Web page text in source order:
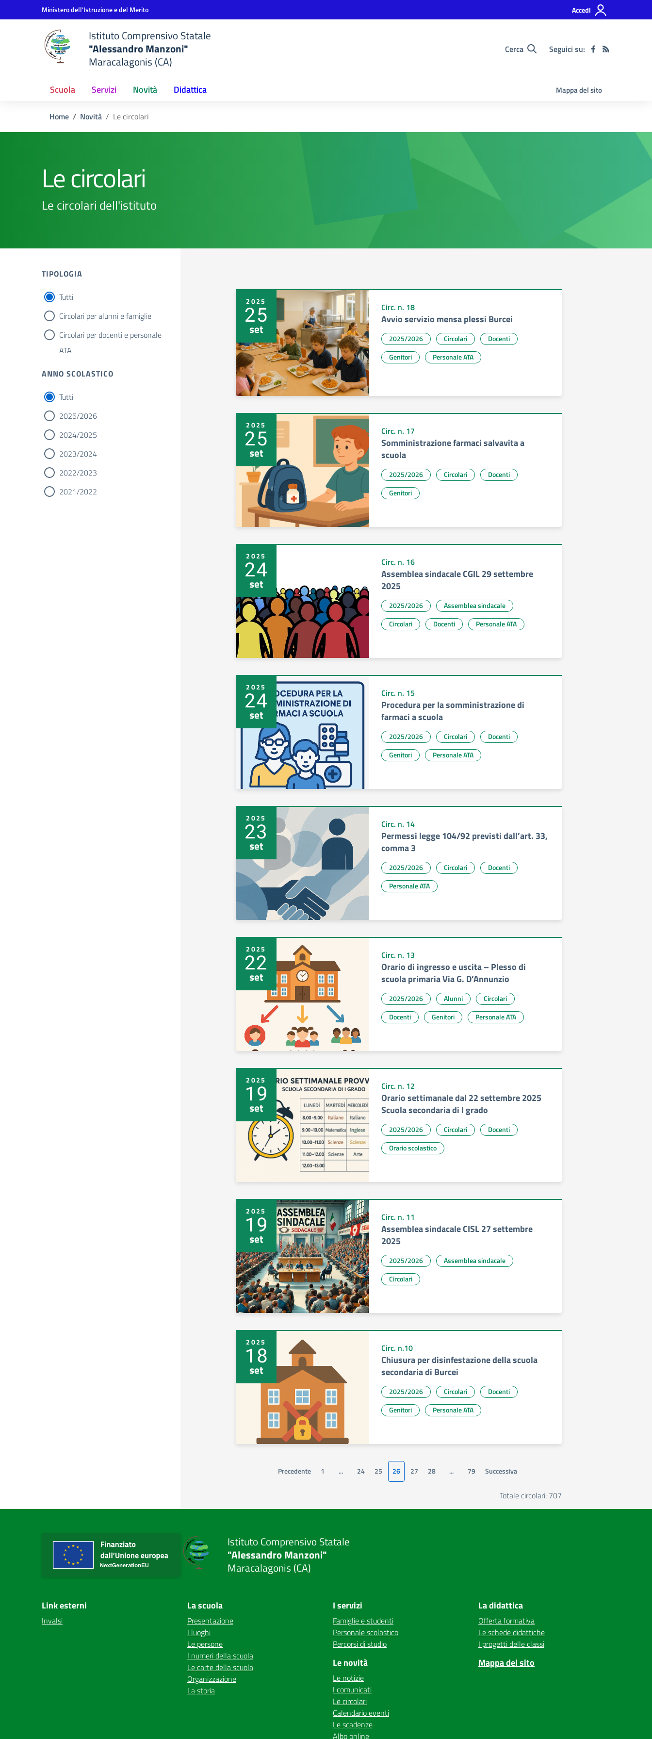
Vai ai contenuti
Vai al menu di navigazioneMinistero dell'Istruzione e del Merito Accedi
Istituto Comprensivo Statale
"Alessandro Manzoni"
Maracalagonis (CA)
Cerca Seguici su:
Scuola Servizi Novità Didattica Mappa del sito
Home Novità Le circolari
Le circolari
Le circolari dell'istituto
TIPOLOGIA
Tutti
Circolari per alunni e famiglie
Circolari per docenti e personale
ATA
ANNO SCOLASTICO
Tutti
2025/2026
2024/2025
2023/2024
2022/2023
2021/2022
2025
25
set
Circ. n. 18
Avvio servizio mensa plessi Burcei
2025/2026 Circolari
Docenti
Genitori
Personale ATA
2025
25
set
Circ. n. 17
Somministrazione farmaci salvavita a
scuola
2025/2026 Circolari
Docenti
Genitori
2025
24
set
Circ. n. 16
Assemblea sindacale CGIL 29 settembre
2025
2025/2026
Assemblea sindacale
Circolari
Docenti Personale ATA
2025
24
set
Circ. n. 15
Procedura per la somministrazione di
farmaci a scuola
2025/2026 Circolari
Docenti
Genitori
Personale ATA
2025
23
set
Circ. n. 14
Permessi legge 104/92 previsti dall’art. 33,
comma 3
2025/2026 Circolari
Docenti
Personale ATA
2025
22
set
Circ. n. 13
Orario di ingresso e uscita – Plesso di
scuola primaria Via G. D’Annunzio
2025/2026 Alunni
Circolari
Docenti
Genitori Personale ATA
2025
19
set
Circ. n. 12
Orario settimanale dal 22 settembre 2025
Scuola secondaria di I grado
2025/2026 Circolari
Docenti
Orario scolastico
2025
19
set
Circ. n. 11
Assemblea sindacale CISL 27 settembre
2025
2025/2026
Assemblea sindacale
Circolari
2025
18
set
Circ. n.10
Chiusura per disinfestazione della scuola
secondaria di Burcei
2025/2026 Circolari
Docenti
Genitori
Personale ATA
Precedente 1 ... 24 25 26 27 28 ... 79 Successiva
Totale circolari: 707
Istituto Comprensivo Statale
"Alessandro Manzoni"
Maracalagonis (CA)
Link esterni
Invalsi
La scuola
Presentazione
I luoghi
Le persone
I numeri della scuola
Le carte della scuola
Organizzazione
La storia
I servizi
Famiglie e studenti
Personale scolastico
Percorsi di studio
Le novità
Le notizie
I comunicati
Le circolari
Calendario eventi
Le scadenze
Albo online
La didattica
Offerta formativa
Le schede didattiche
I progetti delle classi
Mappa del sito